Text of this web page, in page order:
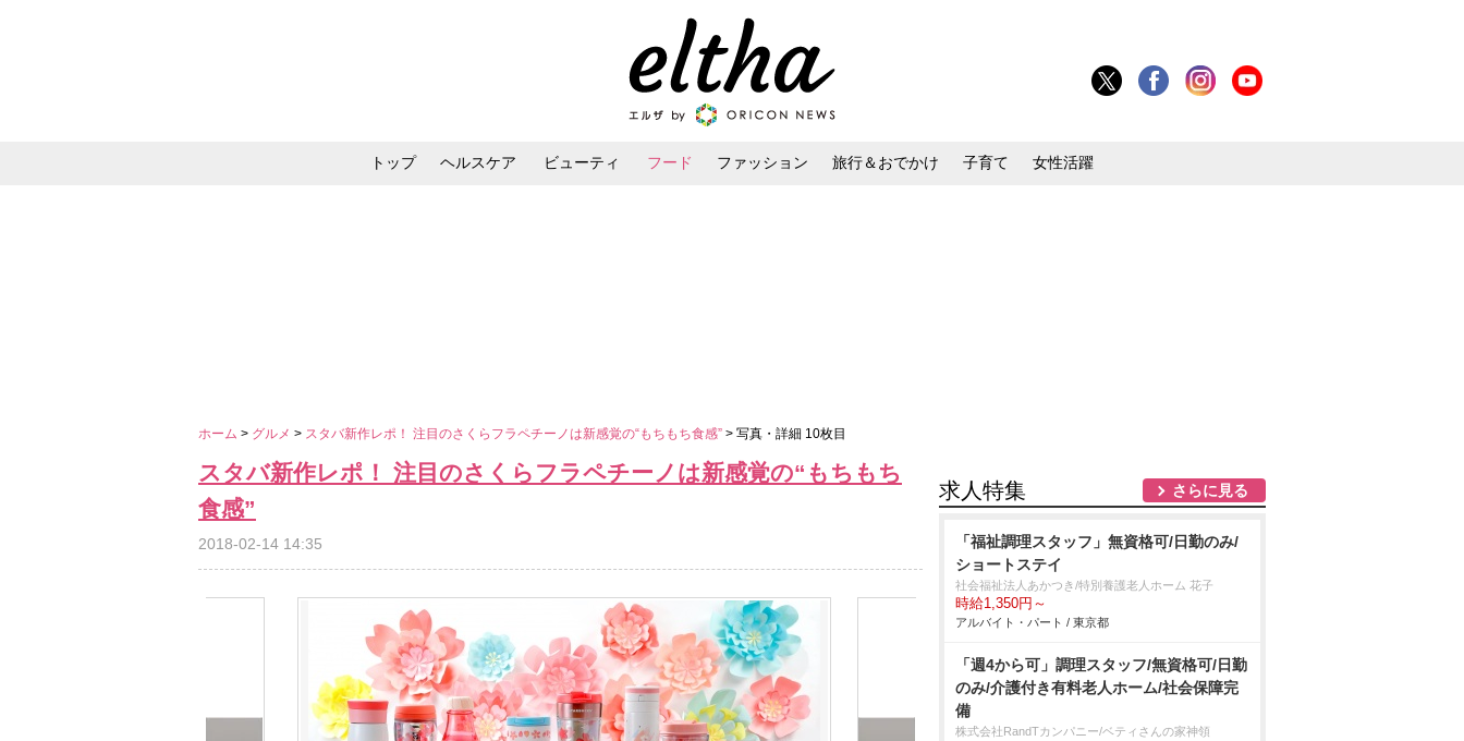
トップ ヘルスケア ビューティ フード ファッション 旅行＆おでかけ 子育て 女性活躍
ホーム > グルメ > スタバ新作レポ！ 注目のさくらフラペチーノは新感覚の“もちもち食感” > 写真・詳細 10枚目
スタバ新作レポ！ 注目のさくらフラペチーノは新感覚の“もちもち
食感”
2018-02-14 14:35
求人特集 さらに見る
「福祉調理スタッフ」無資格可/日勤のみ/
ショートステイ
社会福祉法人あかつき/特別養護老人ホーム 花子
時給1,350円～
アルバイト・パート / 東京都
「週4から可」調理スタッフ/無資格可/日勤
のみ/介護付き有料老人ホーム/社会保障完
備
株式会社RandTカンパニー/ベティさんの家神領